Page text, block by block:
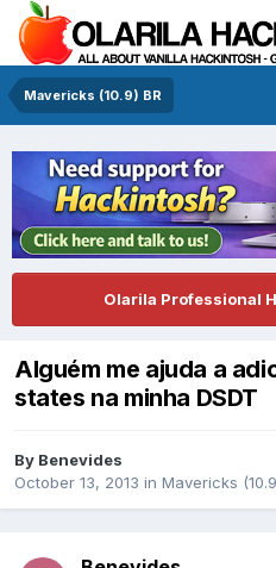
Mavericks (10.9) BR
Olarila Professional
Alguém me ajuda a
states na minha DSDT
By Benevides
October 13, 2013 in Mavericks